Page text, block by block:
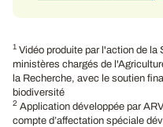
1 Vidéo produite par l'action de la
ministères chargés de
la Recherche, avec le soutien
biodiversité
2 Application développée par
compte d’affectation spéciale